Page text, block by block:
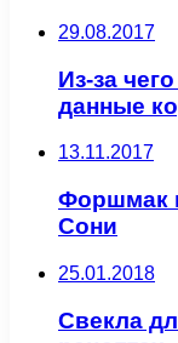
29.08.2017
Из-за
данные
13.11.2017
Форшмак
Сони
25.01.2018
Свекла